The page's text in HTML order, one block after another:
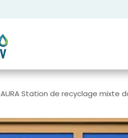
AURA Station de recyclage mixte